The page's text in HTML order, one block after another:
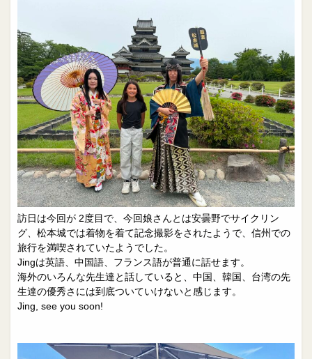
訪日は今回が 2度目で、今回娘さんとは安曇野でサイクリン
グ、松本城では着物を着て記念撮影をされたようで、信州での
旅行を満喫されていたようでした。
Jingは英語、中国語、フランス語が普通に話せます。
海外のいろんな先生達と話していると、中国、韓国、台湾の先
生達の優秀さには到底ついていけないと感じます。
Jing, see you soon!